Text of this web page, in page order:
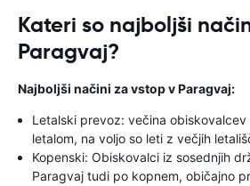
Kateri so najboljši
Paragvaj?
Najboljši načini za vstop v Paragvaj:
Letalski prevoz: večina
letalom, na voljo so leti z večjih
Kopenski: Obiskovalci iz sosednjih
Paragvaj tudi po kopnem, običajno